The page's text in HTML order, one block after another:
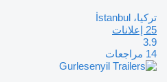
تركيا، İstanbul
25 إعلانات
3.9
14 مراجعات